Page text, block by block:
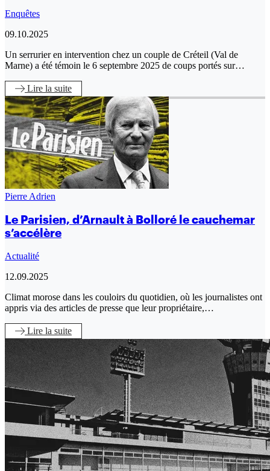
Enquêtes
09.10.2025
Un serrurier en intervention chez un couple de Créteil (Val de
Marne) a été témoin le 6 septembre 2025 de coups portés sur…
Lire la suite
Pierre Adrien
Le Parisien, d’Arnault à Bolloré le cauchemar
s’accélère
Actualité
12.09.2025
Climat morose dans les couloirs du quotidien, où les journalistes ont
appris via des articles de presse que leur propriétaire,…
Lire la suite